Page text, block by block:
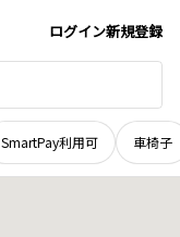
ログイン新規登録
SmartPay利用可 車椅子